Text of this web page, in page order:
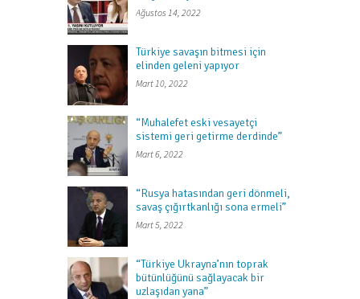
Ağustos 14, 2022
Türkiye savaşın bitmesi için
elinden geleni yapıyor
Mart 10, 2022
“Muhalefet eski vesayetçi
sistemi geri getirme derdinde”
Mart 6, 2022
“Rusya hatasından geri dönmeli,
savaş çığırtkanlığı sona ermeli”
Mart 5, 2022
“Türkiye Ukrayna’nın toprak
bütünlüğünü sağlayacak bir
uzlaşıdan yana”